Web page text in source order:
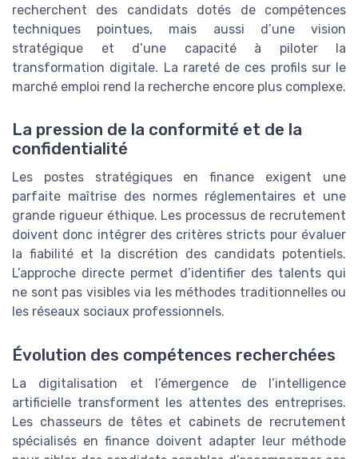
recherchent des candidats dotés de compétences
techniques pointues, mais aussi d’une vision
stratégique et d’une capacité à piloter la
transformation digitale. La rareté de ces profils sur le
marché emploi rend la recherche encore plus complexe.
La pression de la conformité et de la
confidentialité
Les postes stratégiques en finance exigent une
parfaite maîtrise des normes réglementaires et une
grande rigueur éthique. Les processus de recrutement
doivent donc intégrer des critères stricts pour évaluer
la fiabilité et la discrétion des candidats potentiels.
L’approche directe permet d’identifier des talents qui
ne sont pas visibles via les méthodes traditionnelles ou
les réseaux sociaux professionnels.
Évolution des compétences recherchées
La digitalisation et l’émergence de l’intelligence
artificielle transforment les attentes des entreprises.
Les chasseurs de têtes et cabinets de recrutement
spécialisés en finance doivent adapter leur méthode